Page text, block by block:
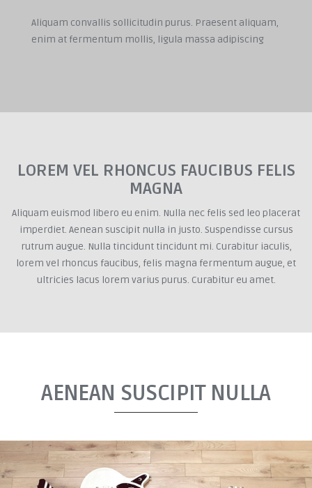
Aliquam convallis sollicitudin purus. Praesent aliquam,
enim at fermentum mollis, ligula massa adipiscing
LOREM VEL RHONCUS FAUCIBUS FELIS
MAGNA
Aliquam euismod libero eu enim. Nulla nec felis sed leo placerat
imperdiet. Aenean suscipit nulla in justo. Suspendisse cursus
rutrum augue. Nulla tincidunt tincidunt mi. Curabitur iaculis,
lorem vel rhoncus faucibus, felis magna fermentum augue, et
ultricies lacus lorem varius purus. Curabitur eu amet.
AENEAN SUSCIPIT NULLA